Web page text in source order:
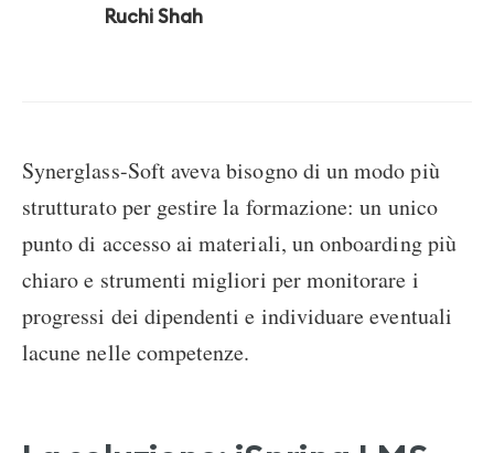
Ruchi Shah
Synerglass-Soft aveva bisogno di un modo più
strutturato per gestire la formazione: un unico
punto di accesso ai materiali, un onboarding più
chiaro e strumenti migliori per monitorare i
progressi dei dipendenti e individuare eventuali
lacune nelle competenze.